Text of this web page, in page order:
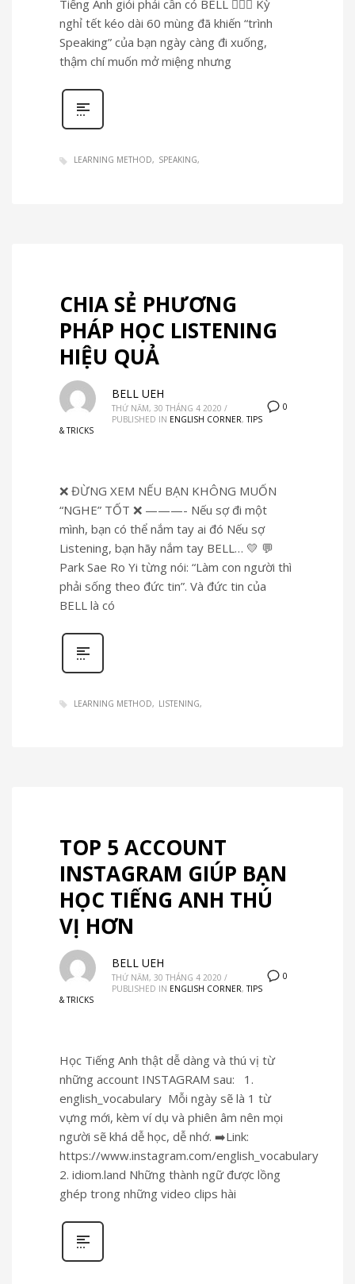
Tiếng Anh giỏi phải cần có BELL 🤦🏻‍♀️ Kỳ
nghỉ tết kéo dài 60 mùng đã khiến “trình
Speaking” của bạn ngày càng đi xuống,
thậm chí muốn mở miệng nhưng
LEARNING METHOD SPEAKING
CHIA SẺ PHƯƠNG
PHÁP HỌC LISTENING
HIỆU QUẢ
0
BELL UEH
THỨ NĂM, 30 THÁNG 4 2020 /
PUBLISHED IN ENGLISH CORNER,TIPS
& TRICKS
❌ ĐỪNG XEM NẾU BẠN KHÔNG MUỐN
“NGHE” TỐT ❌ ———- Nếu sợ đi một
mình, bạn có thể nắm tay ai đó Nếu sợ
Listening, bạn hãy nắm tay BELL… 💛 💬
Park Sae Ro Yi từng nói: “Làm con người thì
phải sống theo đức tin”. Và đức tin của
BELL là có
LEARNING METHOD LISTENING
TOP 5 ACCOUNT
INSTAGRAM GIÚP BẠN
HỌC TIẾNG ANH THÚ
VỊ HƠN
0
BELL UEH
THỨ NĂM, 30 THÁNG 4 2020 /
PUBLISHED IN ENGLISH CORNER,TIPS
& TRICKS
Học Tiếng Anh thật dễ dàng và thú vị từ
những account INSTAGRAM sau: 1.
english_vocabulary Mỗi ngày sẽ là 1 từ
vựng mới, kèm ví dụ và phiên âm nên mọi
người sẽ khá dễ học, dễ nhớ. ➡️Link:
https://www.instagram.com/english_vocabulary
2. idiom.land Những thành ngữ được lồng
ghép trong những video clips hài